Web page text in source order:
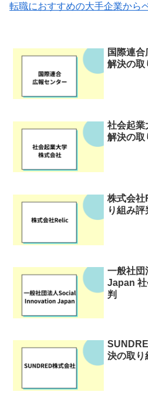
転職におすすめの大手企業から
国際連
解決の取
社会起業
解決の取
株式会社
り組み評
一般社
Japan 社
判
決の取り